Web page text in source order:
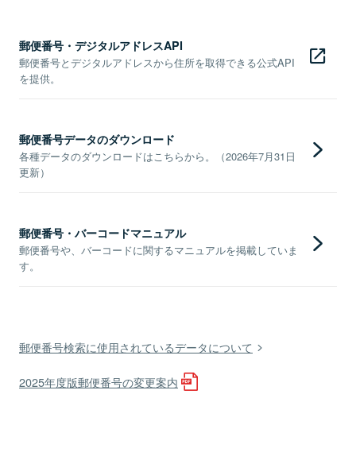
郵便番号・デジタルアドレスAPI
郵便番号とデジタルアドレスから住所を取得できる公式API
を提供。
郵便番号データのダウンロード
各種データのダウンロードはこちらから。（2026年7月31日
更新）
郵便番号・バーコードマニュアル
郵便番号や、バーコードに関するマニュアルを掲載していま
す。
郵便番号検索に使用されているデータについて
2025年度版郵便番号の変更案内